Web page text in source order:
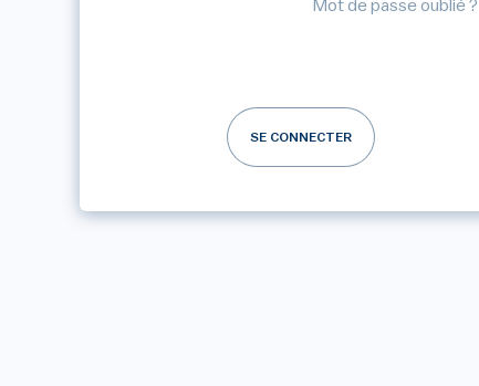
Mot de passe oublié ?
SE CONNECTER